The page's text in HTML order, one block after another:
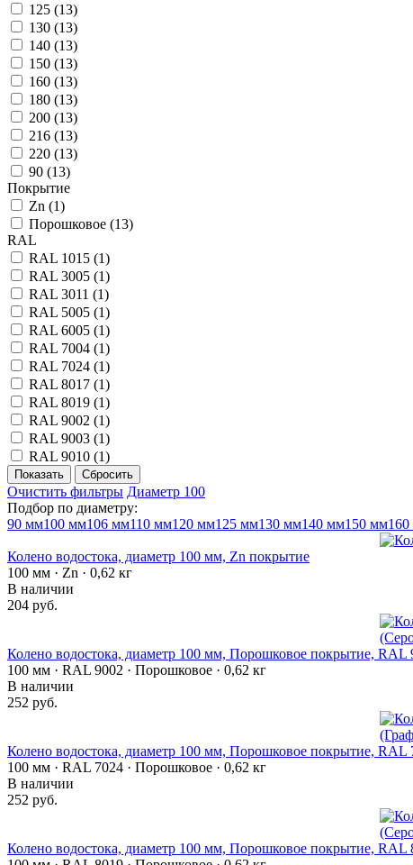
125 (13)
130 (13)
140 (13)
150 (13)
160 (13)
180 (13)
200 (13)
216 (13)
220 (13)
90 (13)
Покрытие
Zn (1)
Порошковое (13)
RAL
RAL 1015 (1)
RAL 3005 (1)
RAL 3011 (1)
RAL 5005 (1)
RAL 6005 (1)
RAL 7004 (1)
RAL 7024 (1)
RAL 8017 (1)
RAL 8019 (1)
RAL 9002 (1)
RAL 9003 (1)
RAL 9010 (1)
Очистить фильтры Диаметр 100
Подбор по диаметру:
90 мм100 мм106 мм110 мм120 мм125 мм130 мм140 мм150 мм
Колено водостока, диаметр 100 мм, Zn покрытие
100 мм · Zn · 0,62 кг
В наличии
204 руб.
Колено водостока, диаметр 100 мм, Порошковое покрытие, RAL
100 мм · RAL 9002 · Порошковое · 0,62 кг
В наличии
252 руб.
Колено водостока, диаметр 100 мм, Порошковое покрытие,
100 мм · RAL 7024 · Порошковое · 0,62 кг
В наличии
252 руб.
Колено водостока, диаметр 100 мм, Порошковое покрытие,